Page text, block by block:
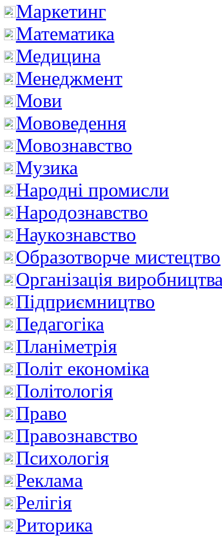
Маркетинг
Математика
Медицина
Менеджмент
Мови
Мововедення
Мовознавство
Музика
Народні промисли
Народознавство
Наукознавство
Образотворче мистецтво
Організація
Підприємництво
Педагогіка
Планіметрія
Політ економіка
Політологія
Право
Правознавство
Психологія
Реклама
Релігія
Риторика